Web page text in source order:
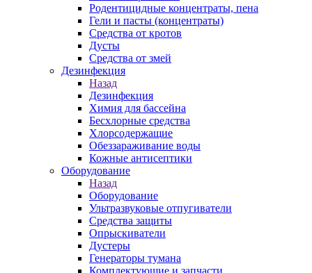
Родентицидные концентраты, пена
Гели и пасты (концентраты)
Средства от кротов
Дусты
Средства от змей
Дезинфекция
Назад
Дезинфекция
Химия для бассейна
Бесхлорные средства
Хлорсодержащие
Обеззараживание воды
Кожные антисептики
Оборудование
Назад
Оборудование
Ультразвуковые отпугиватели
Средства защиты
Опрыскиватели
Дустеры
Генераторы тумана
Комплектующие и запчасти